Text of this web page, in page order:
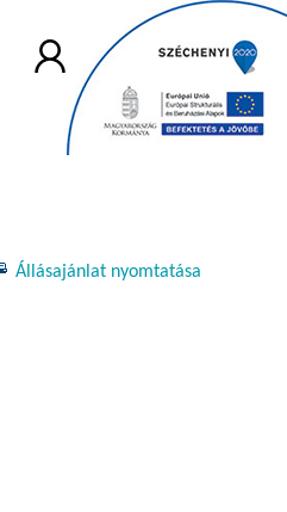
Állásajánlat nyomtatása